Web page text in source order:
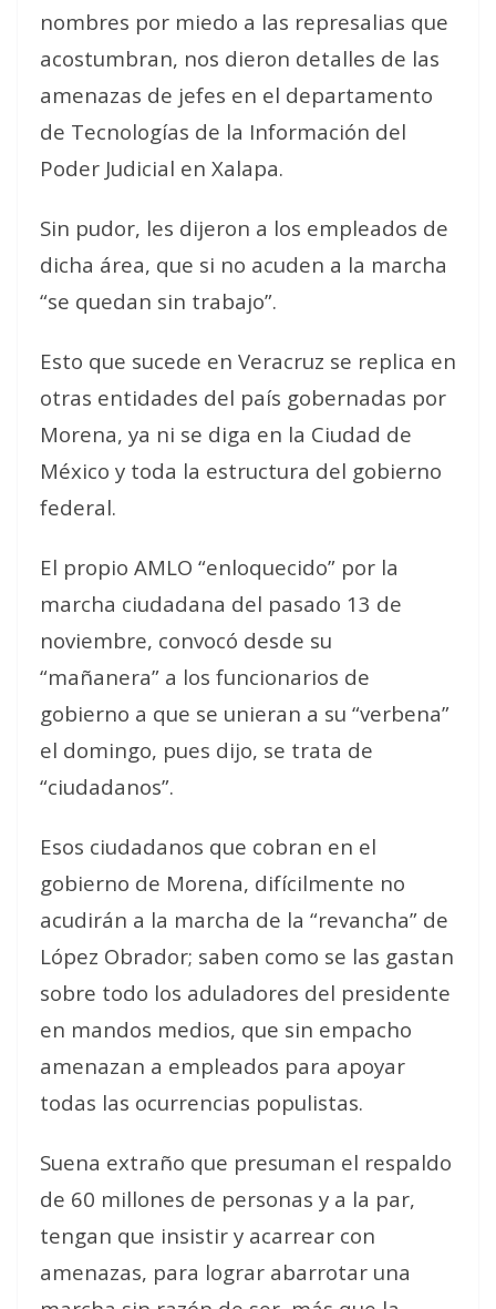
nombres por miedo a las represalias que
acostumbran, nos dieron detalles de las
amenazas de jefes en el departamento
de Tecnologías de la Información del
Poder Judicial en Xalapa.
Sin pudor, les dijeron a los empleados de
dicha área, que si no acuden a la marcha
“se quedan sin trabajo”.
Esto que sucede en Veracruz se replica en
otras entidades del país gobernadas por
Morena, ya ni se diga en la Ciudad de
México y toda la estructura del gobierno
federal.
El propio AMLO “enloquecido” por la
marcha ciudadana del pasado 13 de
noviembre, convocó desde su
“mañanera” a los funcionarios de
gobierno a que se unieran a su “verbena”
el domingo, pues dijo, se trata de
“ciudadanos”.
Esos ciudadanos que cobran en el
gobierno de Morena, difícilmente no
acudirán a la marcha de la “revancha” de
López Obrador; saben como se las gastan
sobre todo los aduladores del presidente
en mandos medios, que sin empacho
amenazan a empleados para apoyar
todas las ocurrencias populistas.
Suena extraño que presuman el respaldo
de 60 millones de personas y a la par,
tengan que insistir y acarrear con
amenazas, para lograr abarrotar una